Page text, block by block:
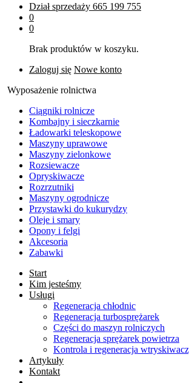
Dział sprzedaży 665 199 755
0
0
Brak produktów w koszyku.
Zaloguj się Nowe konto
Wyposażenie rolnictwa
Ciągniki rolnicze
Kombajny i sieczkarnie
Ładowarki teleskopowe
Maszyny uprawowe
Maszyny zielonkowe
Rozsiewacze
Opryskiwacze
Rozrzutniki
Maszyny ogrodnicze
Przystawki do kukurydzy
Oleje i smary
Opony i felgi
Akcesoria
Zabawki
Start
Kim jesteśmy
Usługi
Regeneracja chłodnic
Regeneracja turbosprężarek
Części do maszyn rolniczych
Regeneracja sprężarek powietrza
Kontrola i regeneracja
Artykuły
Kontakt